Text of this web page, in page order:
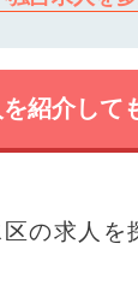
紹介して
の求人を